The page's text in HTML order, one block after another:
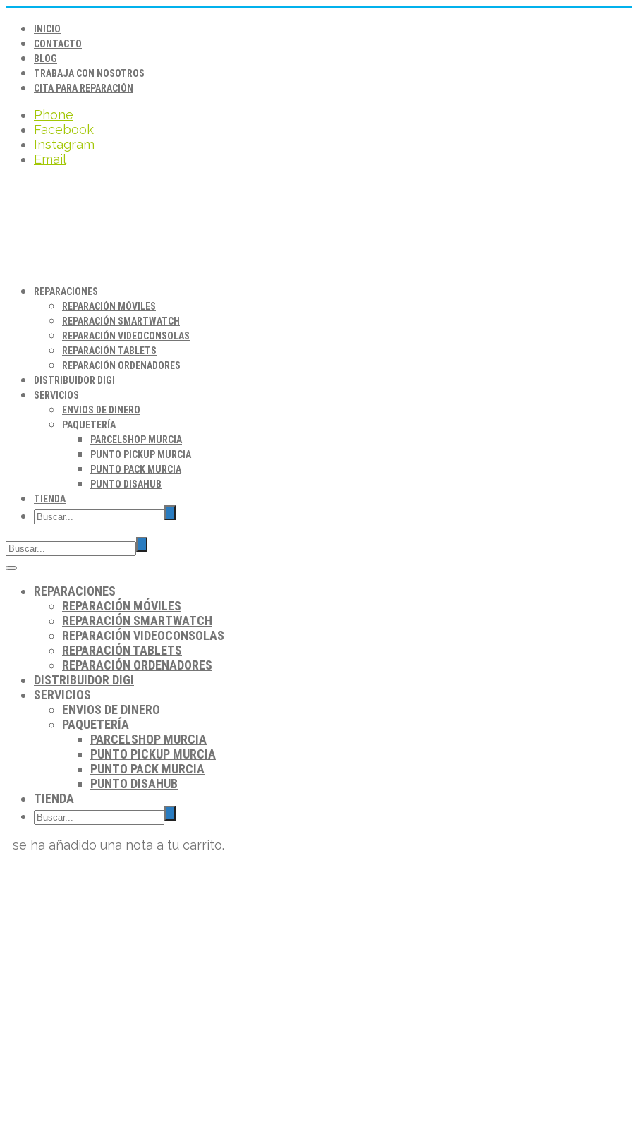
INICIO
CONTACTO
BLOG
TRABAJA CON NOSOTROS
CITA PARA REPARACIÓN
Phone
Facebook
Instagram
Email
REPARACIONES
REPARACIÓN MÓVILES
REPARACIÓN SMARTWATCH
REPARACIÓN VIDEOCONSOLAS
REPARACIÓN TABLETS
REPARACIÓN ORDENADORES
DISTRIBUIDOR DIGI
SERVICIOS
ENVIOS DE DINERO
PAQUETERÍA
PARCELSHOP MURCIA
PUNTO PICKUP MURCIA
PUNTO PACK MURCIA
PUNTO DISAHUB
TIENDA
REPARACIONES
REPARACIÓN MÓVILES
REPARACIÓN SMARTWATCH
REPARACIÓN VIDEOCONSOLAS
REPARACIÓN TABLETS
REPARACIÓN ORDENADORES
DISTRIBUIDOR DIGI
SERVICIOS
ENVIOS DE DINERO
PAQUETERÍA
PARCELSHOP MURCIA
PUNTO PICKUP MURCIA
PUNTO PACK MURCIA
PUNTO DISAHUB
TIENDA
se ha añadido una nota a tu carrito.